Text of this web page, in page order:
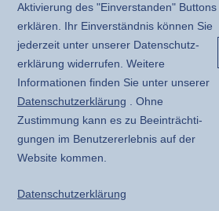
Aktivierung des "Einverstanden" Buttons
erklären. Ihr Einverständnis können Sie
jederzeit unter unserer Daten­schutz­
erklärung widerrufen. Weitere
Informationen finden Sie unter unserer
Daten­schutz­erklärung . Ohne
Zustimmung kann es zu Beeinträchti­
gungen im Benutzer­erlebnis auf der
Website kommen.
Daten­schutz­erklärung